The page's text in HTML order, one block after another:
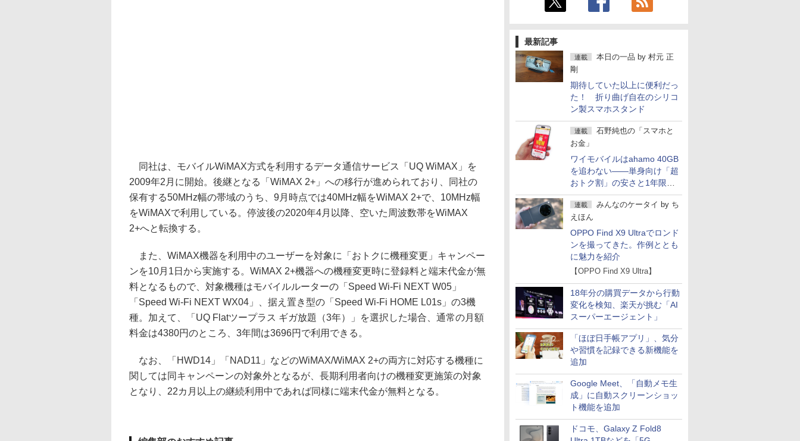
最新記事
連載 本日の一品 by 村元 正
剛
期待していた以上に便利だっ
た！ 折り曲げ自在のシリコ
ン製スマホスタンド
連載
石野純也の「スマホと
お金」
ワイモバイルはahamo 40GB
を追わない――単身向け「超
おトク割」の安さと1年限定
の注意点
連載 みんなのケータイ by ち
えほん
OPPO Find X9 Ultraでロンド
ンを撮ってきた。作例ととも
に魅力を紹介
【OPPO Find X9 Ultra】
18年分の購買データから行動
変化を検知、楽天が挑む「AI
スーパーエージェント」
「ほぼ日手帳アプリ」、気分
や習慣を記録できる新機能を
追加
Google Meet、「自動メモ生
成」に自動スクリーンショッ
ト機能を追加
ドコモ、Galaxy Z Fold8
同社は、モバイルWiMAX方式を利用するデータ通信サービス「UQ WiMAX」を
2009年2月に開始。後継となる「WiMAX 2+」への移行が進められており、同社の
保有する50MHz幅の帯域のうち、9月時点では40MHz幅をWiMAX 2+で、10MHz幅
をWiMAXで利用している。停波後の2020年4月以降、空いた周波数帯をWiMAX
2+へと転換する。
また、WiMAX機器を利用中のユーザーを対象に「おトクに機種変更」キャンペー
ンを10月1日から実施する。WiMAX 2+機器への機種変更時に登録料と端末代金が無
料となるもので、対象機種はモバイルルーターの「Speed Wi-Fi NEXT W05」
「Speed Wi-Fi NEXT WX04」、据え置き型の「Speed Wi-Fi HOME L01s」の3機
種。加えて、「UQ Flatツープラス ギガ放題（3年）」を選択した場合、通常の月額
料金は4380円のところ、3年間は3696円で利用できる。
なお、「HWD14」「NAD11」などのWiMAX/WiMAX 2+の両方に対応する機種に
関しては同キャンペーンの対象外となるが、長期利用者向けの機種変更施策の対象
となり、22カ月以上の継続利用中であれば同様に端末代金が無料となる。